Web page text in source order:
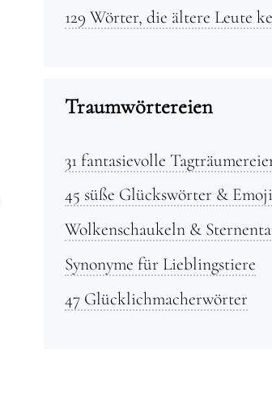
129 Wörter, die ältere Leute
Traumwörtereien
31 fantasievolle
45 süße Glückswörter &
Wolkenschaukeln &
Synonyme für Lieblingstiere
47 Glücklichmacherwörter